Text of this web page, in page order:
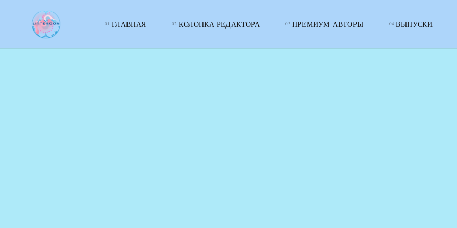
LITTERcon
ГЛАВНАЯ КОЛОНКА РЕДАКТОРА ПРЕМИУМ-АВТОРЫ ВЫПУСКИ